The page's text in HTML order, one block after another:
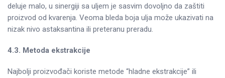
deluje malo, u sinergiji sa uljem je sasvim dovoljno da zaštiti
proizvod od kvarenja. Veoma bleda boja ulja može ukazivati na
nizak nivo astaksantina ili preteranu preradu.
4.3. Metoda ekstrakcije
Najbolji proizvođači koriste metode “hladne ekstrakcije” ili